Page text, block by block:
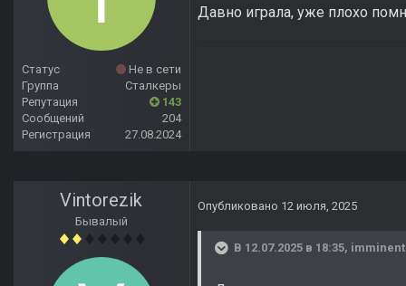
Статус
Не в сети
Группа
Сталкеры
Репутация
143
Сообщений
204
Регистрация
27.08.2024
Давно играла, уже плохо
Vintorezik
Бывалый
Опубликовано 12 июля, 2025
В 12.07.2025 в 18:35, imminent